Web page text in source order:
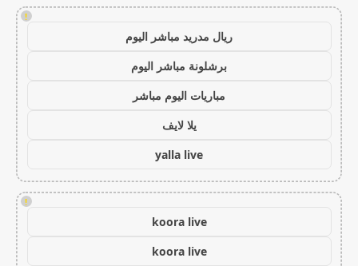
!
ريال مدريد مباشر اليوم
برشلونة مباشر اليوم
مباريات اليوم مباشر
يلا لايف
yalla live
!
koora live
koora live